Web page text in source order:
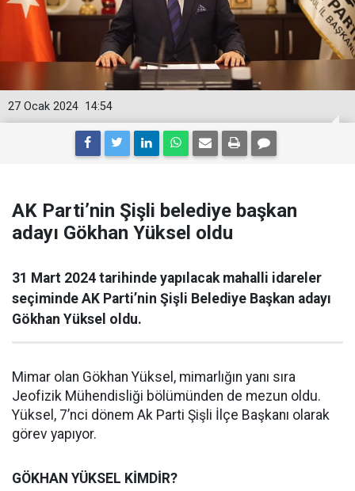
14:54
27 Ocak 2024
AK Parti’nin Şişli belediye başkan
adayı Gökhan Yüksel oldu
31 Mart 2024 tarihinde yapılacak mahalli idareler
seçiminde AK Parti’nin Şişli Belediye Başkan adayı
Gökhan Yüksel oldu.
Mimar olan Gökhan Yüksel, mimarlığın yanı sıra
Jeofizik Mühendisliği bölümünden de mezun oldu.
Yüksel, 7’nci dönem Ak Parti Şişli İlçe Başkanı olarak
görev yapıyor.
GÖKHAN YÜKSEL KİMDİR?